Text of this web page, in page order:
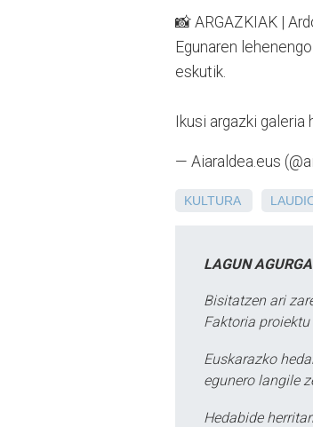
📸 ARGAZKIAK |
Egunaren
eskutik.
Ikusi argazki galeria
— Aiaraldea.eus
KULTURA
LAGUN
Bisitatzen ari
Faktoria
Euskarazko
egunero langile
Hedabide